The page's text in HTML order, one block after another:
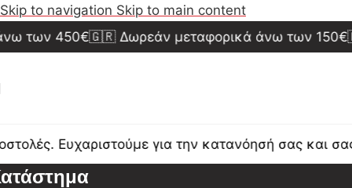
Skip to navigation Skip to main content
των 450€🇬🇷 Δωρεάν μεταφορικά άνω των 150€
Ευχαριστούμε για την κατανόησή σας και